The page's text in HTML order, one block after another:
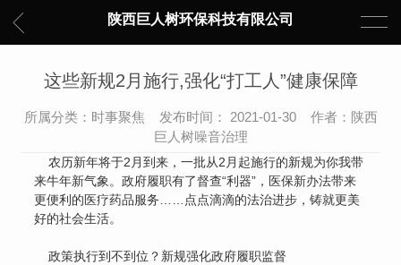
陕西巨人树环保科技有限公司
这些新规2月施行,强化“打工人”健康保障
所属分类：时事聚焦 发布时间： 2021-01-30 作者：陕西
巨人树噪音治理
农历新年将于2月到来，一批从2月起施行的新规为你我带
来牛年新气象。政府履职有了督查“利器”，医保新办法带来
更便利的医疗药品服务……点点滴滴的法治进步，铸就更美
好的社会生活。
政策执行到不到位？新规强化政府履职监督